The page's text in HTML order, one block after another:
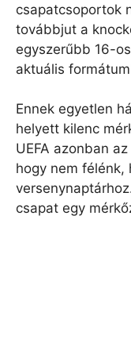
csapatcsoportok
továbbjut a
egyszerűbb 16-
aktuális
Ennek egyetlen
helyett kilenc
UEFA azonban
hogy nem
csapat egy